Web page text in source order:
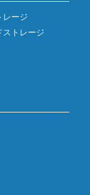
レージ
ストレージ